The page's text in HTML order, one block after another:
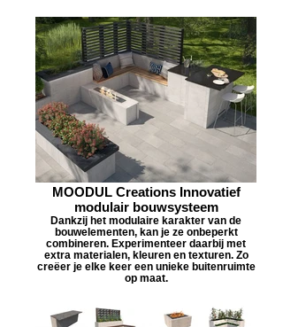
MOODUL Creations Innovatief
modulair bouwsysteem
Dankzij het modulaire karakter van de
bouwelementen, kan je ze onbeperkt
combineren. Experimenteer daarbij met
extra materialen, kleuren en texturen. Zo
creëer je elke keer een unieke buitenruimte
op maat.